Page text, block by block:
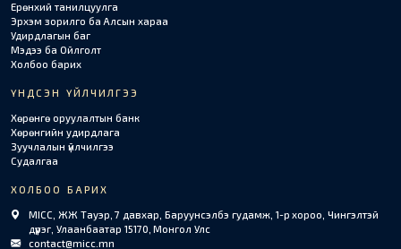
Ерөнхий танилцуулга
Эрхэм зорилго ба Алсын хараа
Удирдлагын баг
Мэдээ ба Ойлголт
Холбоо барих
ҮНДСЭН ҮЙЛЧИЛГЭЭ
Хөрөнгө оруулалтын банк
Хөрөнгийн удирдлага
Зуучлалын үйлчилгээ
Судалгаа
ХОЛБОО БАРИХ
MICC, ЖЖ Тауэр, 7 давхар, Баруунсэлбэ гудамж, 1-р хороо, Чингэлтэй
дүүрэг, Улаанбаатар 15170, Монгол Улс
contact@micc.mn